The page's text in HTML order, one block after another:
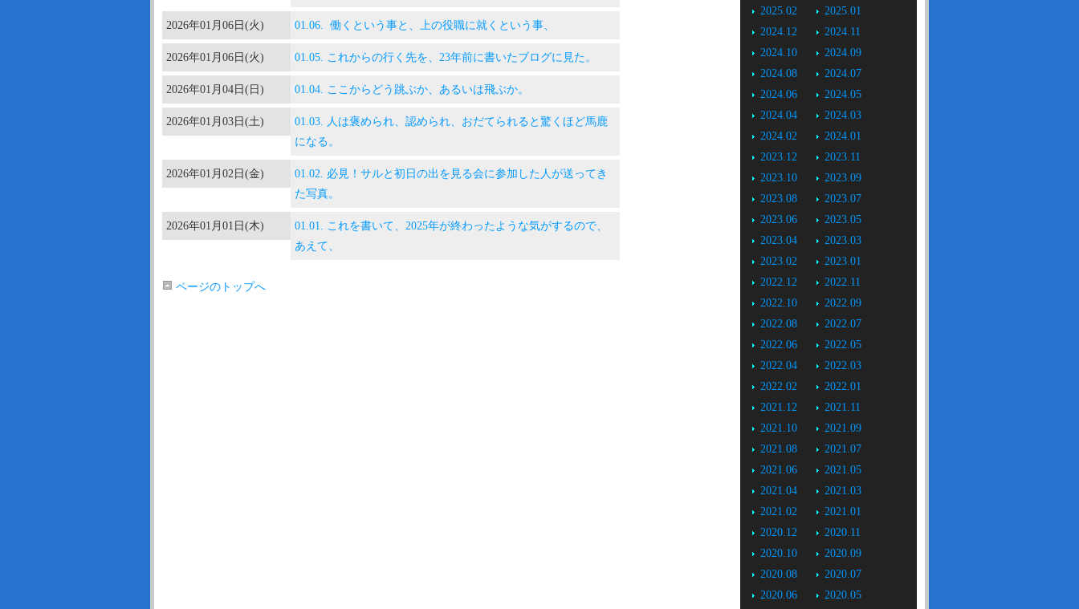
2026年01月06日(火) 01.06. 働くという事と、上の役職に就くという事、
2026年01月06日(火) 01.05. これからの行く先を、23年前に書いたブログに見た。
2026年01月04日(日) 01.04. ここからどう跳ぶか、あるいは飛ぶか。
2026年01月03日(土)
01.03. 人は褒められ、認められ、おだてられると驚くほど馬鹿
になる。
2026年01月02日(金)
01.02. 必見！サルと初日の出を見る会に参加した人が送ってき
た写真。
2026年01月01日(木)
01.01. これを書いて、2025年が終わったような気がするので、
あえて、
ページのトップへ
2025.02
2025.01
2024.12
2024.11
2024.10
2024.09
2024.08
2024.07
2024.06
2024.05
2024.04
2024.03
2024.02
2024.01
2023.12
2023.11
2023.10
2023.09
2023.08
2023.07
2023.06
2023.05
2023.04
2023.03
2023.02
2023.01
2022.12
2022.11
2022.10
2022.09
2022.08
2022.07
2022.06
2022.05
2022.04
2022.03
2022.02
2022.01
2021.12
2021.11
2021.10
2021.09
2021.08
2021.07
2021.06
2021.05
2021.04
2021.03
2021.02
2021.01
2020.12
2020.11
2020.10
2020.09
2020.08
2020.07
2020.06
2020.05